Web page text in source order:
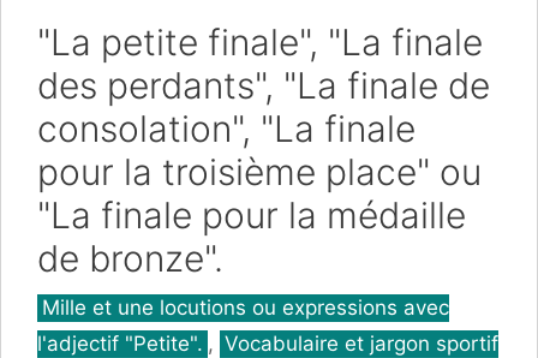
"La petite finale", "La finale
des perdants", "La finale de
consolation", "La finale
pour la troisième place" ou
"La finale pour la médaille
de bronze".
Catégories
Mille et une locutions ou expressions avec
l'adjectif "Petite". , Vocabulaire et jargon sportif